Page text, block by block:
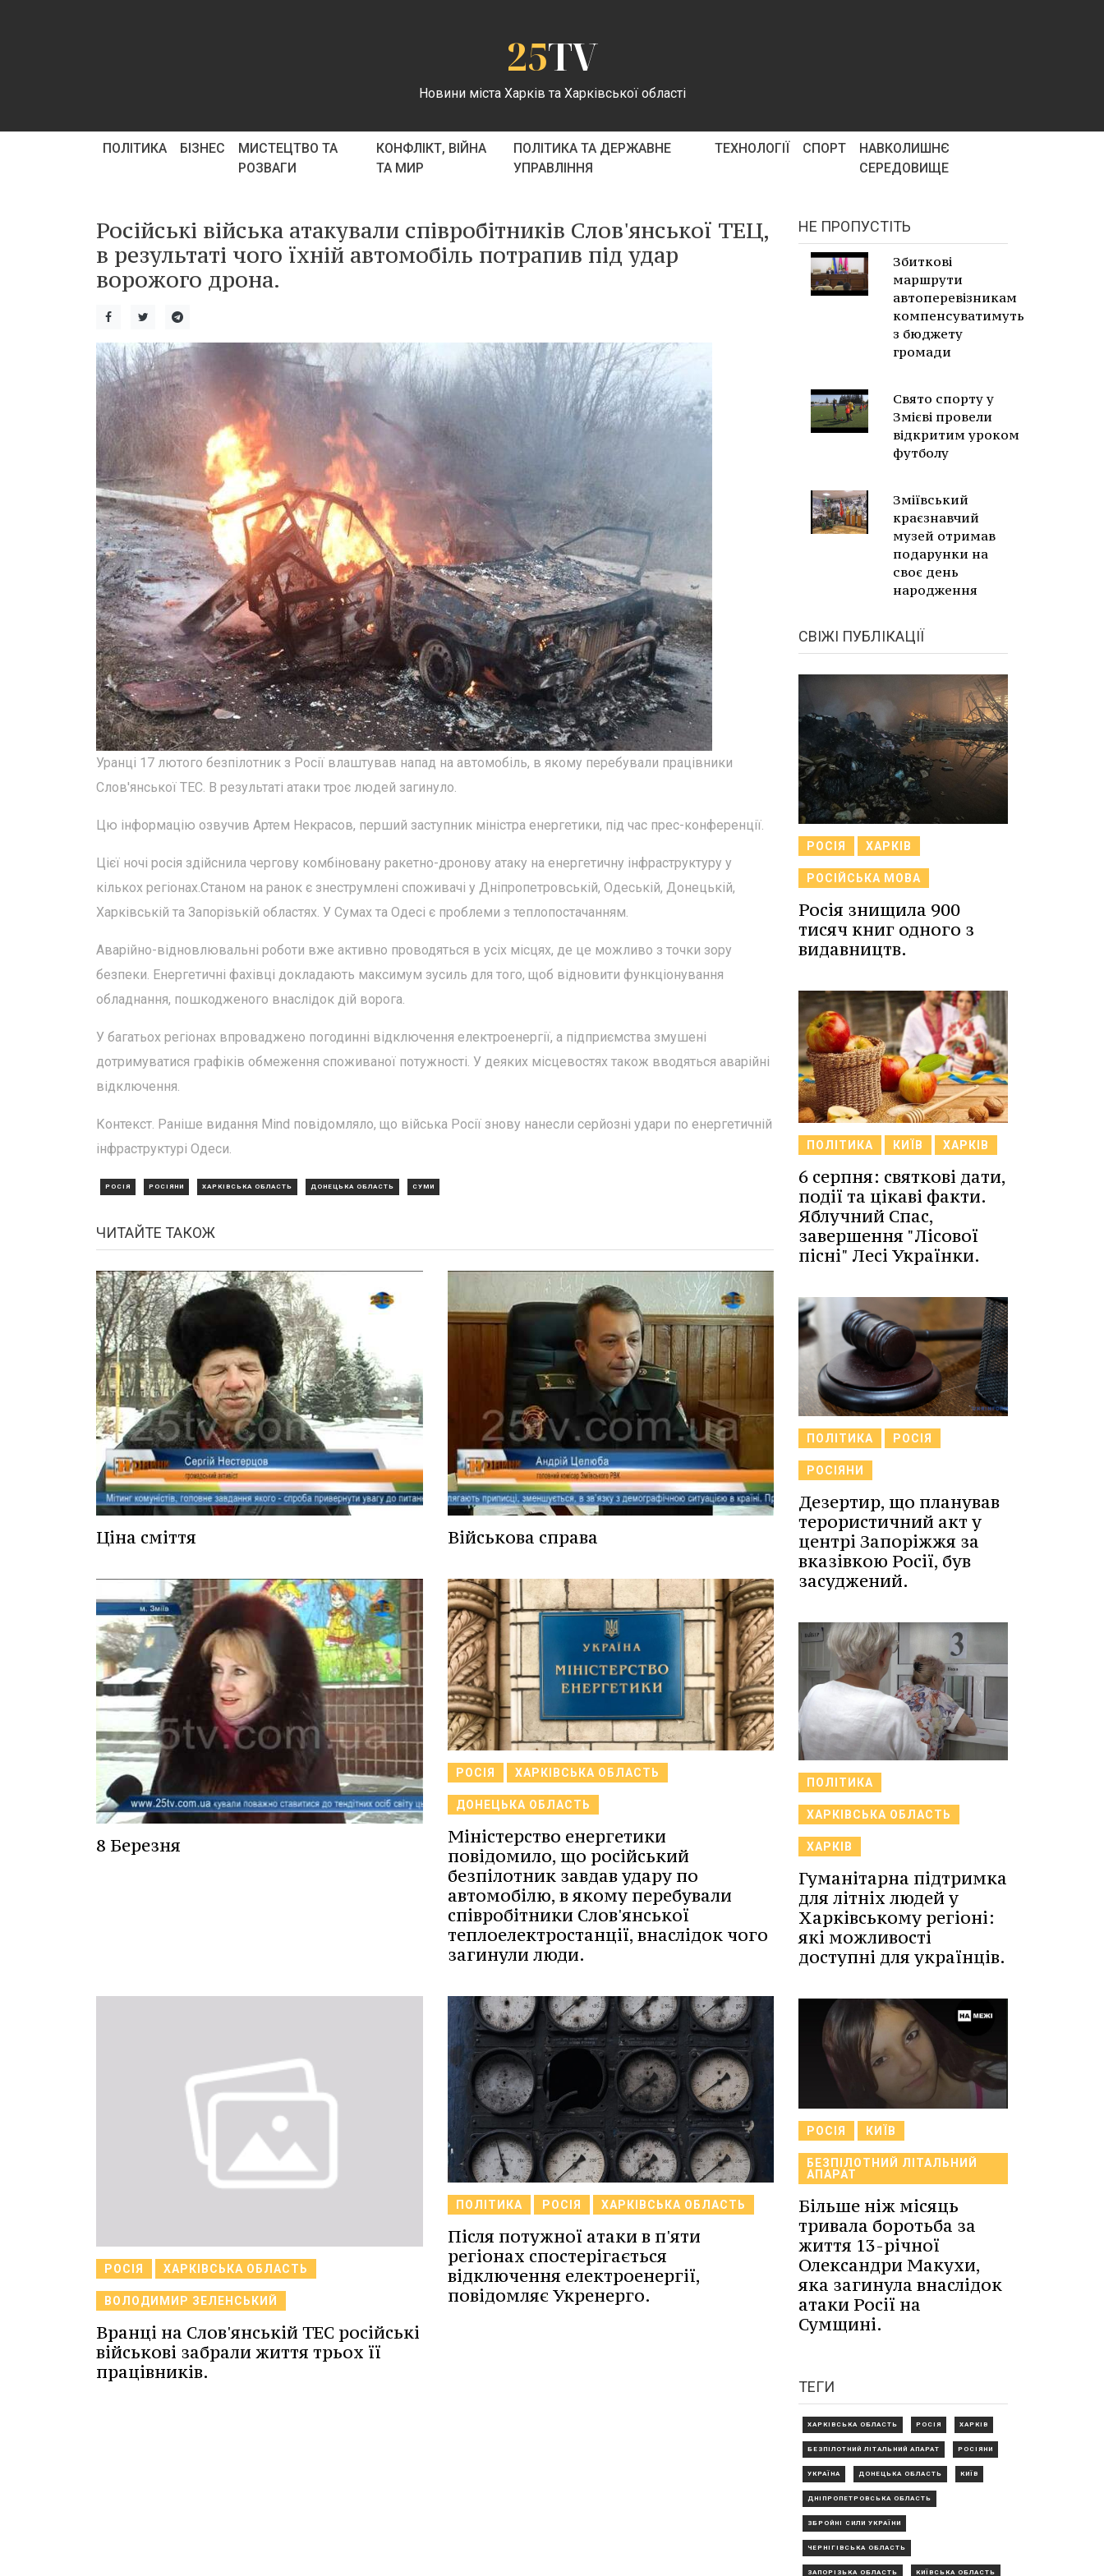
25TV
Новини міста Харків та Харківської області
ПОЛІТИКА БІЗНЕС
МИСТЕЦТВО ТА
РОЗВАГИ
КОНФЛІКТ, ВІЙНА
ТА МИР
ПОЛІТИКА ТА ДЕРЖАВНЕ
УПРАВЛІННЯ
ТЕХНОЛОГІЇ СПОРТ
НАВКОЛИШНЄ
СЕРЕДОВИЩЕ
Російські війська атакували співробітників Слов'янської ТЕЦ,
в результаті чого їхній автомобіль потрапив під удар
ворожого дрона.
Уранці 17 лютого безпілотник з Росії влаштував напад на автомобіль, в якому перебували працівники
Слов'янської ТЕС. В результаті атаки троє людей загинуло.
Цю інформацію озвучив Артем Некрасов, перший заступник міністра енергетики, під час прес-конференції.
Цієї ночі росія здійснила чергову комбіновану ракетно-дронову атаку на енергетичну інфраструктуру у
кількох регіонах.Станом на ранок є знеструмлені споживачі у Дніпропетровській, Одеській, Донецькій,
Харківській та Запорізькій областях. У Сумах та Одесі є проблеми з теплопостачанням.
Аварійно-відновлювальні роботи вже активно проводяться в усіх місцях, де це можливо з точки зору
безпеки. Енергетичні фахівці докладають максимум зусиль для того, щоб відновити функціонування
обладнання, пошкодженого внаслідок дій ворога.
У багатьох регіонах впроваджено погодинні відключення електроенергії, а підприємства змушені
дотримуватися графіків обмеження споживаної потужності. У деяких місцевостях також вводяться аварійні
відключення.
Контекст. Раніше видання Mind повідомляло, що війська Росії знову нанесли серйозні удари по енергетичній
інфраструктурі Одеси.
РОСІЯ РОСІЯНИ ХАРКІВСЬКА ОБЛАСТЬ ДОНЕЦЬКА ОБЛАСТЬ СУМИ
ЧИТАЙТЕ ТАКОЖ
Ціна сміття Військова справа
8 Березня
РОСІЯ ХАРКІВСЬКА ОБЛАСТЬ
ДОНЕЦЬКА ОБЛАСТЬ
Міністерство енергетики
повідомило, що російський
безпілотник завдав удару по
автомобілю, в якому перебували
співробітники Слов'янської
теплоелектростанції, внаслідок чого
загинули люди.
РОСІЯ ХАРКІВСЬКА ОБЛАСТЬ
ВОЛОДИМИР ЗЕЛЕНСЬКИЙ
Вранці на Слов'янській ТЕС російські
військові забрали життя трьох її
працівників.
ПОЛІТИКА РОСІЯ ХАРКІВСЬКА ОБЛАСТЬ
Після потужної атаки в п'яти
регіонах спостерігається
відключення електроенергії,
повідомляє Укренерго.
НЕ ПРОПУСТІТЬ
Збиткові
маршрути
автоперевізникам
компенсуватимуть
з бюджету
громади
Свято спорту у
Змієві провели
відкритим уроком
футболу
Зміївський
краєзнавчий
музей отримав
подарунки на
своє день
народження
СВІЖІ ПУБЛІКАЦІЇ
РОСІЯ ХАРКІВ
РОСІЙСЬКА МОВА
Росія знищила 900
тисяч книг одного з
видавництв.
ПОЛІТИКА КИЇВ ХАРКІВ
6 серпня: святкові дати,
події та цікаві факти.
Яблучний Спас,
завершення "Лісової
пісні" Лесі Українки.
ПОЛІТИКА РОСІЯ
РОСІЯНИ
Дезертир, що планував
терористичний акт у
центрі Запоріжжя за
вказівкою Росії, був
засуджений.
ПОЛІТИКА
ХАРКІВСЬКА ОБЛАСТЬ
ХАРКІВ
Гуманітарна підтримка
для літніх людей у
Харківському регіоні:
які можливості
доступні для українців.
РОСІЯ КИЇВ
БЕЗПІЛОТНИЙ ЛІТАЛЬНИЙ
АПАРАТ
Більше ніж місяць
тривала боротьба за
життя 13-річної
Олександри Макухи,
яка загинула внаслідок
атаки Росії на
Сумщині.
ТЕГИ
ХАРКІВСЬКА ОБЛАСТЬ РОСІЯ ХАРКІВ
БЕЗПІЛОТНИЙ ЛІТАЛЬНИЙ АПАРАТ РОСІЯНИ
УКРАЇНА ДОНЕЦЬКА ОБЛАСТЬ КИЇВ
ДНІПРОПЕТРОВСЬКА ОБЛАСТЬ
ЗБРОЙНІ СИЛИ УКРАЇНИ
ЧЕРНІГІВСЬКА ОБЛАСТЬ
ЗАПОРІЗЬКА ОБЛАСТЬ КИЇВСЬКА ОБЛАСТЬ